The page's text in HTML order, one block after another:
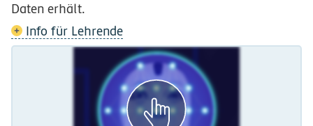
Daten erhält.
Info für Lehrende